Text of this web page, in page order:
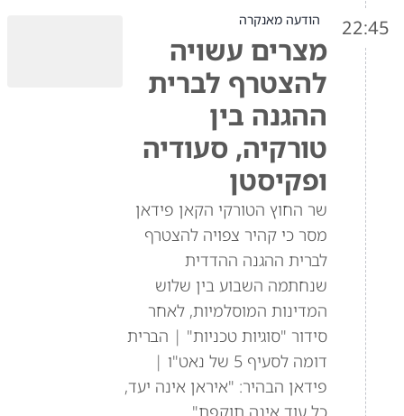
22:45 הודעה מאנקרה
מצרים עשויה
להצטרף לברית
ההגנה בין
טורקיה, סעודיה
ופקיסטן
שר החוץ הטורקי הקאן פידאן
מסר כי קהיר צפויה להצטרף
לברית ההגנה ההדדית
שנחתמה השבוע בין שלוש
המדינות המוסלמיות, לאחר
סידור "סוגיות טכניות" | הברית
דומה לסעיף 5 של נאט"ו |
פידאן הבהיר: "איראן אינה יעד,
כל עוד אינה תוקפת"